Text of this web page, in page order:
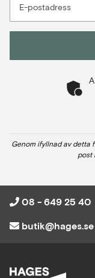
E-postadress
Genom ifyllnad av detta
post
08 - 649 25 40
butik@hages.se